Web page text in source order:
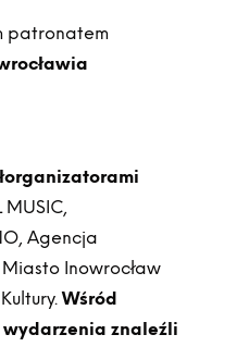
patronatem
MUSIC,
Agencja
Miasto Inowrocław
Wśród
znaleźli